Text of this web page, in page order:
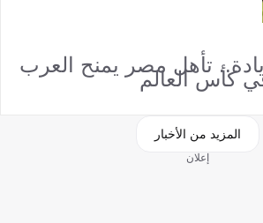
تأهل مصر يمنح العرب
في كأس العالم
المزيد من الأخبار
إعلان